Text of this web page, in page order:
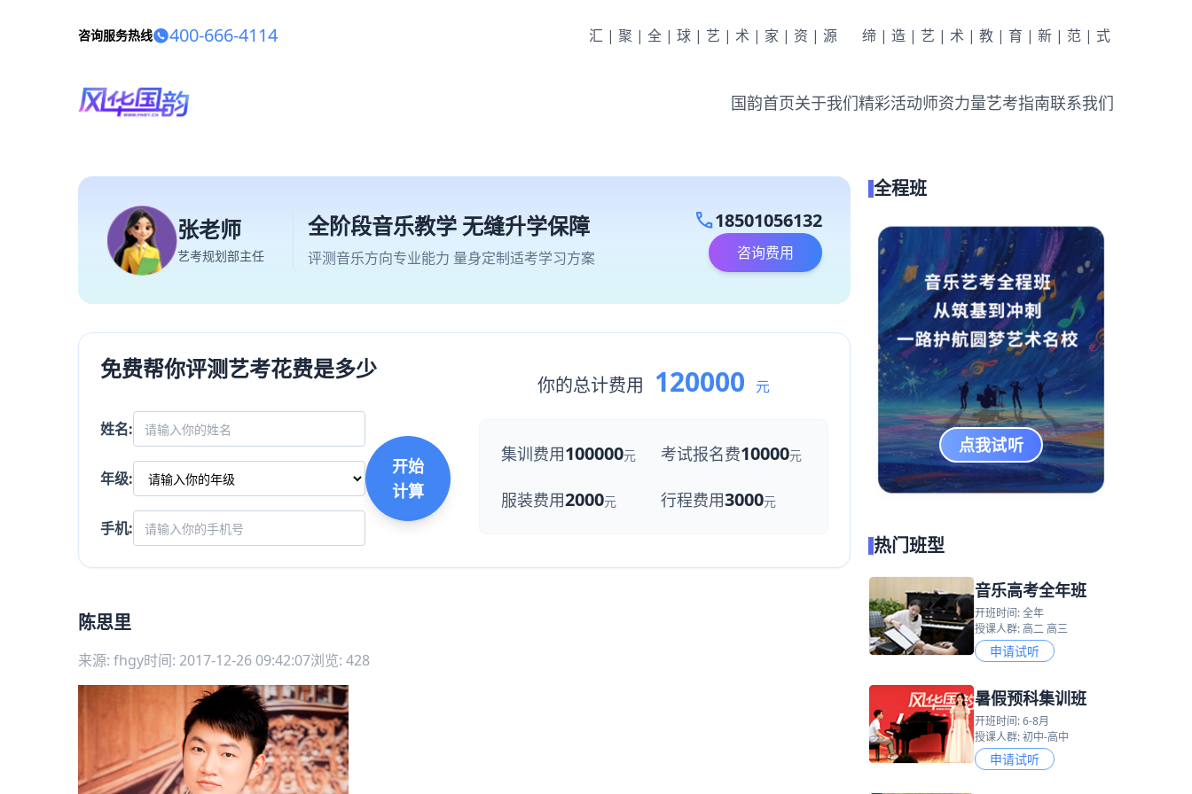
咨询服务热线 400-666-4114 汇|聚|全|球|艺|术|家|资|源 缔|造|艺|术|教|育|新|范|式
国韵首页关于我们精彩活动师资力量艺考指南联系我们
张老师
艺考规划部主任
全阶段音乐教学 无缝升学保障
评测音乐方向专业能力 量身定制适考学习方案
call18501056132
咨询费用
免费帮你评测艺考花费是多少
姓名:
年级:
手机:
开始
计算
你的总计费用 120000 元
集训费用100000元 考试报名费10000元
服装费用2000元 行程费用3000元
陈思里
来源: fhgy时间: 2017-12-26 09:42:07浏览: 428
全程班
点我试听
热门班型
音乐高考全年班
开班时间: 全年
授课人群: 高二 高三
申请试听
暑假预科集训班
开班时间: 6-8月
授课人群: 初中-高中
申请试听